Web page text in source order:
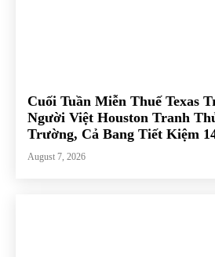
Cuối Tuần Miễn Thuế Texas
Người Việt Houston Tranh
Trường, Cả Bang Tiết Kiệm
August 7, 2026